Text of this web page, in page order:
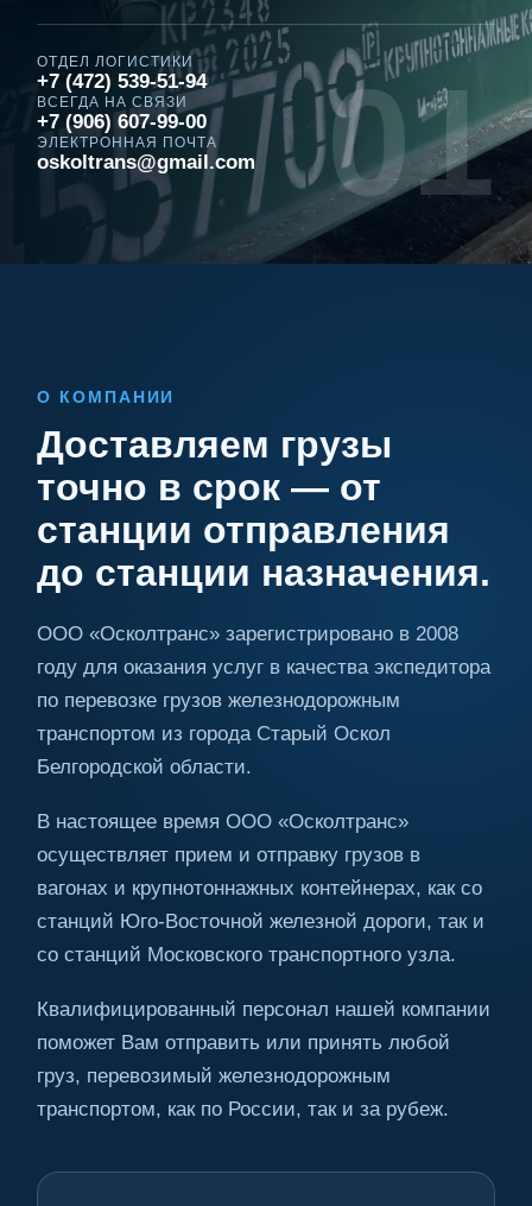
ОТДЕЛ ЛОГИСТИКИ
+7 (472) 539-51-94
ВСЕГДА НА СВЯЗИ
+7 (906) 607-99-00
ЭЛЕКТРОННАЯ ПОЧТА
oskoltrans@gmail.com 01
О КОМПАНИИ
Доставляем грузы
точно в срок — от
станции отправления
до станции назначения.
ООО «Осколтранс» зарегистрировано в 2008
году для оказания услуг в качества экспедитора
по перевозке грузов железнодорожным
транспортом из города Старый Оскол
Белгородской области.
В настоящее время ООО «Осколтранс»
осуществляет прием и отправку грузов в
вагонах и крупнотоннажных контейнерах, как со
станций Юго-Восточной железной дороги, так и
со станций Московского транспортного узла.
Квалифицированный персонал нашей компании
поможет Вам отправить или принять любой
груз, перевозимый железнодорожным
транспортом, как по России, так и за рубеж.